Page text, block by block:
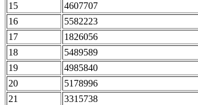
15 4607707
16 5582223
17 1826056
18 5489589
19 4985840
20 5178996
21 3315738